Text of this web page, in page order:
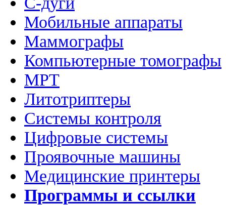
Мобильные аппараты
Маммографы
Компьютерные томографы
МРТ
Литотриптеры
Системы контроля
Цифровые системы
Проявочные машины
Медицинские принтеры
Программы и ссылки